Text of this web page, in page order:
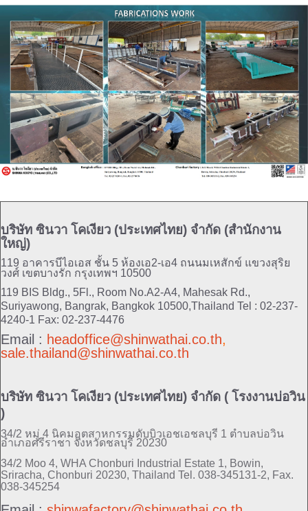
บริษัท ซินวา โคเงียว (ประเทศไทย) จำกัด (สำนักงาน
ใหญ่)
119 อาคารบีไอเอส ชั้น 5 ห้องเอ2-เอ4 ถนนมเหสักข์ แขวงสุริย
วงศ์ เขตบางรัก กรุงเทพฯ 10500
119 BIS Bldg., 5Fl., Room No.A2-A4, Mahesak Rd.,
Suriyawong, Bangrak, Bangkok 10500,Thailand Tel : 02-237-
4240-1 Fax: 02-237-4476
Email : headoffice@shinwathai.co.th,
sale.thailand@shinwathai.co.th
บริษัท ซินวา โคเงียว (ประเทศไทย) จำกัด ( โรงงานบ่อวิน
)
34/2 หมู่ 4 นิคมอุตสาหกรรมดับบิวเอชเอชลบุรี 1 ตำบลบ่อวิน
อำเภอศรีราชา จังหวัดชลบุรี 20230
34/2 Moo 4, WHA Chonburi Industrial Estate 1, Bowin,
Sriracha, Chonburi 20230, Thailand Tel. 038-345131-2, Fax.
038-345254